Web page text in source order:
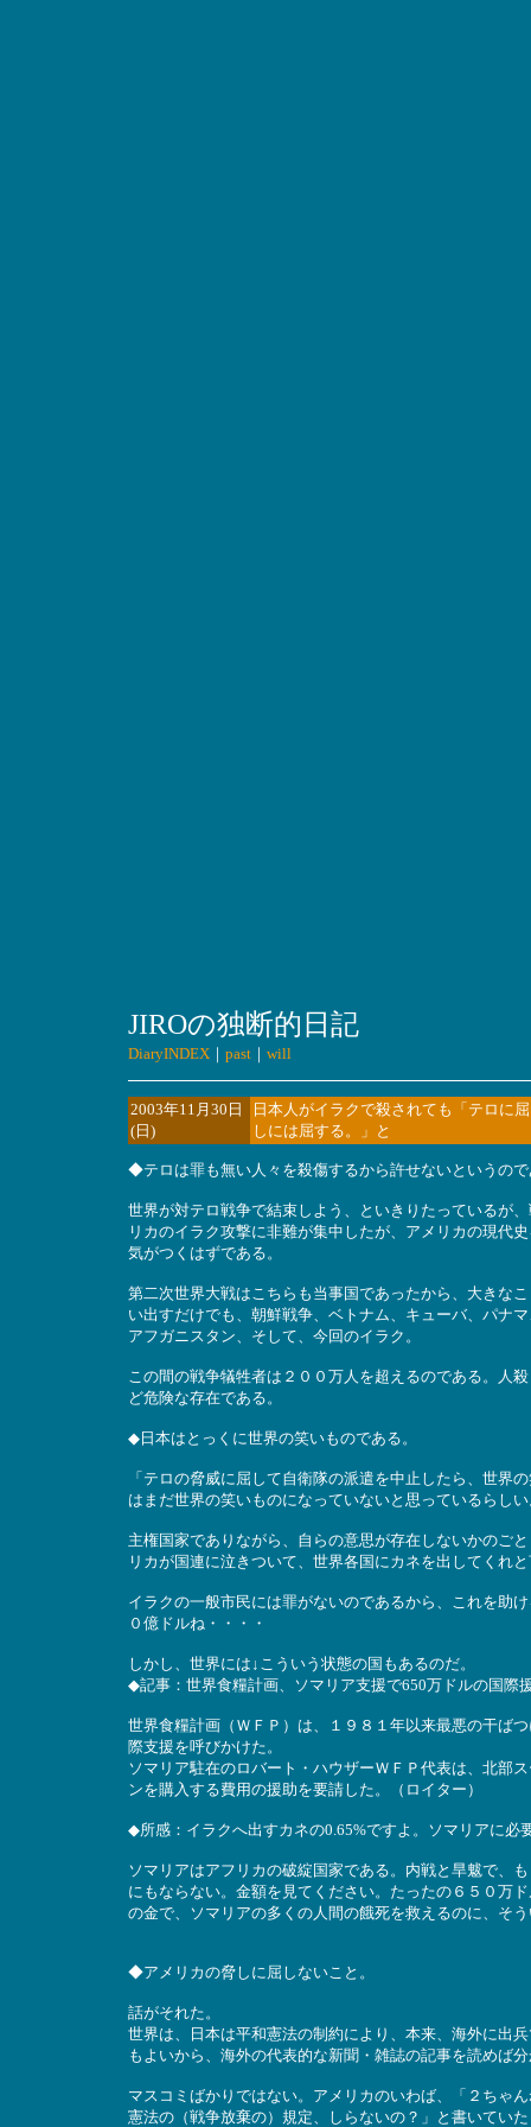
JIROの独断的日記
DiaryINDEX｜ past｜ will
2003年11月30日
(日)
日本人がイラクで殺されても「テロに
しには屈する。」と
◆テロは罪も無い人々を殺傷するから許せないというの
世界が対テロ戦争で結束しよう、といきりたっているが
リカのイラク攻撃に非難が集中したが、アメリカの現代
気がつくはずである。
第二次世界大戦はこちらも当事国であったから、大きな
い出すだけでも、朝鮮戦争、ベトナム、キューバ、パナ
アフガニスタン、そして、今回のイラク。
この間の戦争犠牲者は２００万人を超えるのである。人
ど危険な存在である。
◆日本はとっくに世界の笑いものである。
「テロの脅威に屈して自衛隊の派遣を中止したら、世界
はまだ世界の笑いものになっていないと思っているらしい
主権国家でありながら、自らの意思が存在しないかのご
リカが国連に泣きついて、世界各国にカネを出してくれ
イラクの一般市民には罪がないのであるから、これを助
０億ドルね・・・・
しかし、世界には↓こういう状態の国もあるのだ。
◆記事：世界食糧計画、ソマリア支援で650万ドルの国際
世界食糧計画（ＷＦＰ）は、１９８１年以来最悪の干ば
際支援を呼びかけた。
ソマリア駐在のロバート・ハウザーＷＦＰ代表は、北部
ンを購入する費用の援助を要請した。（ロイター）
◆所感：イラクへ出すカネの0.65%ですよ。ソマリアに必
ソマリアはアフリカの破綻国家である。内戦と旱魃で、
にもならない。金額を見てください。たったの６５０万
の金で、ソマリアの多くの人間の餓死を救えるのに、そ
◆アメリカの脅しに屈しないこと。
話がそれた。
世界は、日本は平和憲法の制約により、本来、海外に出
もよいから、海外の代表的な新聞・雑誌の記事を読めば
マスコミばかりではない。アメリカのいわば、「２ちゃ
憲法の（戦争放棄の）規定、しらないの？」と書いてい